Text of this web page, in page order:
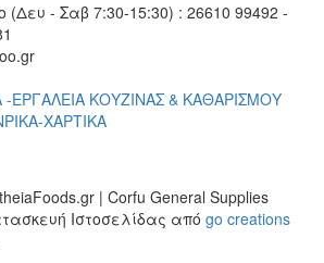
- Σαβ 7:30-15:30) : 26610 99492 -
ΕΡΓΑΛΕΙΑ ΚΟΥΖΙΝΑΣ & ΚΑΘΑΡΙΣΜΟΥ
ΧΑΡΤΙΚΑ
| Corfu General Supplies
Ιστοσελίδας από go creations